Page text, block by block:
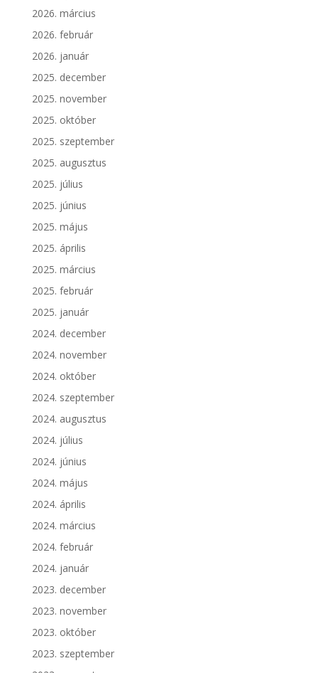
2026. március
2026. február
2026. január
2025. december
2025. november
2025. október
2025. szeptember
2025. augusztus
2025. július
2025. június
2025. május
2025. április
2025. március
2025. február
2025. január
2024. december
2024. november
2024. október
2024. szeptember
2024. augusztus
2024. július
2024. június
2024. május
2024. április
2024. március
2024. február
2024. január
2023. december
2023. november
2023. október
2023. szeptember